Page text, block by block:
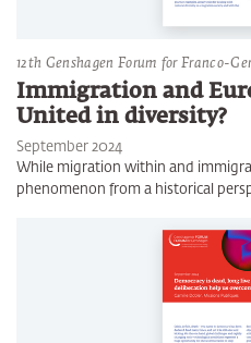
12th Genshagen Forum for Franco-
Immigration and
United in diversity?
September 2024
While migration within and
phenomenon from a historical